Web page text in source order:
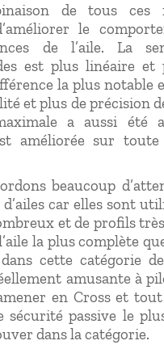
de tous ces
le
de l’aile. La
est plus linéaire et
la plus notable
et plus de précision
a aussi été
améliorée sur
beaucoup
car elles sont
et de profils
la plus complète
cette catégorie
amusante à
en Cross et
sécurité passive le
dans la catégorie.